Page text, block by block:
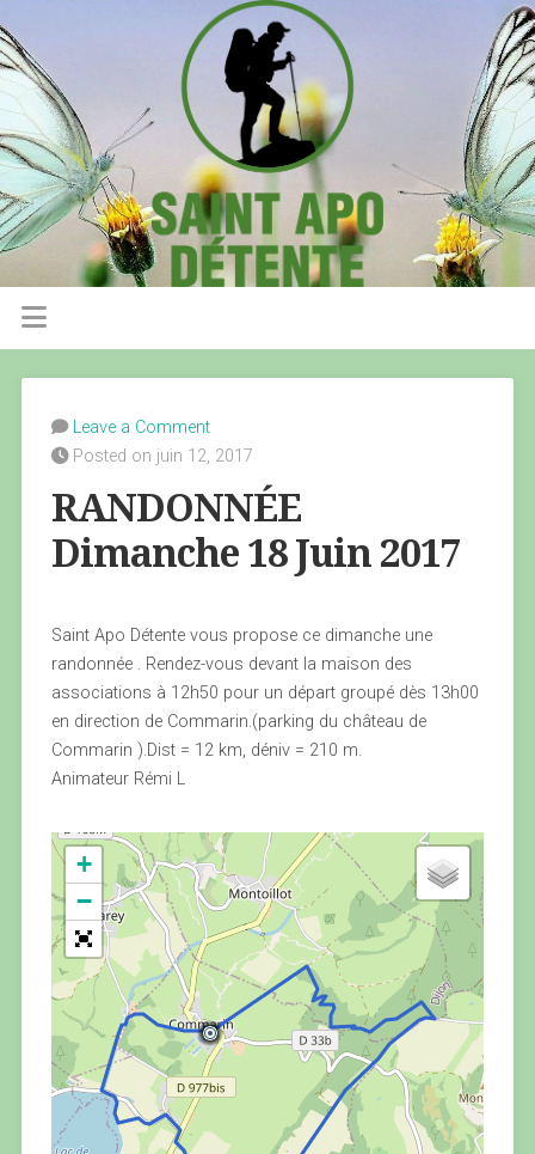
Leave a Comment
Posted on juin 12, 2017
RANDONNÉE
Dimanche 18 Juin 2017
Saint Apo Détente vous propose ce dimanche une
randonnée . Rendez-vous devant la maison des
associations à 12h50 pour un départ groupé dès 13h00
en direction de Commarin.(parking du château de
Commarin ).Dist = 12 km, déniv = 210 m.
Animateur Rémi L
+
−